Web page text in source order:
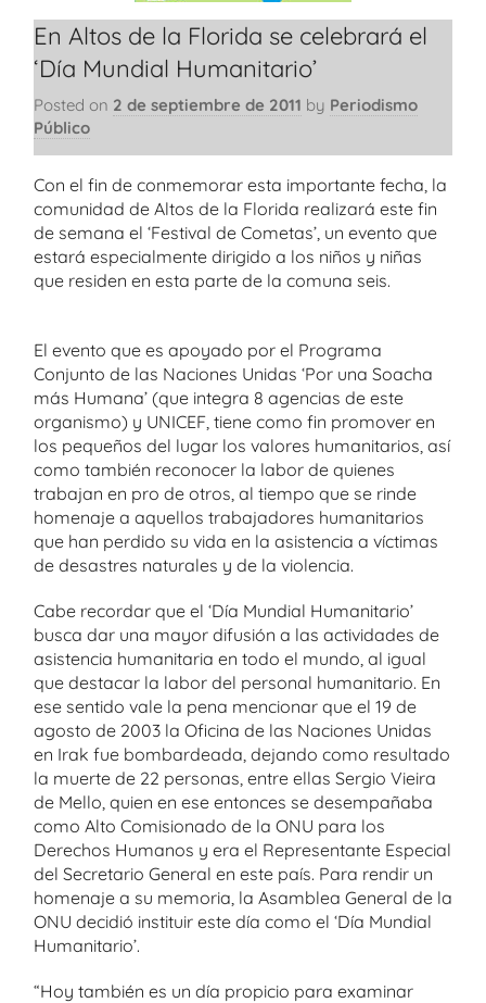
En Altos de la Florida se celebrará el
‘Día Mundial Humanitario’
Posted on 2 de septiembre de 2011 by Periodismo
Público
Con el fin de conmemorar esta importante fecha, la
comunidad de Altos de la Florida realizará este fin
de semana el ‘Festival de Cometas’, un evento que
estará especialmente dirigido a los niños y niñas
que residen en esta parte de la comuna seis.
El evento que es apoyado por el Programa
Conjunto de las Naciones Unidas ‘Por una Soacha
más Humana’ (que integra 8 agencias de este
organismo) y UNICEF, tiene como fin promover en
los pequeños del lugar los valores humanitarios, así
como también reconocer la labor de quienes
trabajan en pro de otros, al tiempo que se rinde
homenaje a aquellos trabajadores humanitarios
que han perdido su vida en la asistencia a víctimas
de desastres naturales y de la violencia.
Cabe recordar que el ‘Día Mundial Humanitario’
busca dar una mayor difusión a las actividades de
asistencia humanitaria en todo el mundo, al igual
que destacar la labor del personal humanitario. En
ese sentido vale la pena mencionar que el 19 de
agosto de 2003 la Oficina de las Naciones Unidas
en Irak fue bombardeada, dejando como resultado
la muerte de 22 personas, entre ellas Sergio Vieira
de Mello, quien en ese entonces se desempañaba
como Alto Comisionado de la ONU para los
Derechos Humanos y era el Representante Especial
del Secretario General en este país. Para rendir un
homenaje a su memoria, la Asamblea General de la
ONU decidió instituir este día como el ‘Día Mundial
Humanitario’.
“Hoy también es un día propicio para examinar